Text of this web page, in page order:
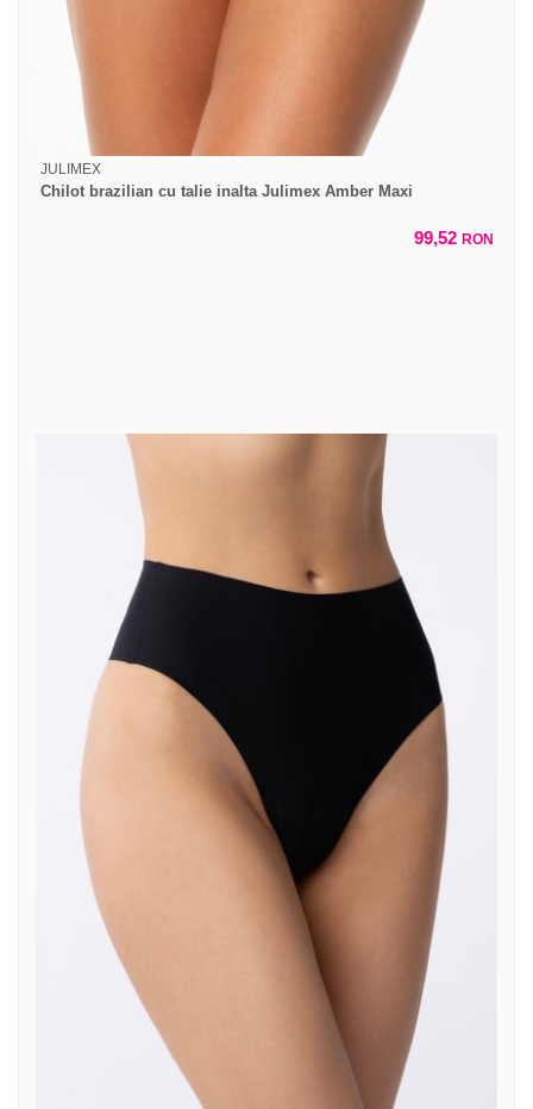
JULIMEX
Chilot brazilian cu talie inalta Julimex Amber Maxi
99,52 RON